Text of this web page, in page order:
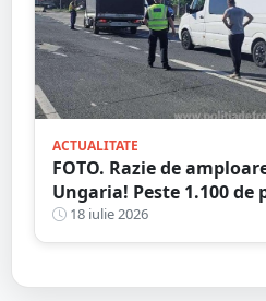
ACTUALITATE
FOTO. Razie de
Ungaria! Peste 1.100
amenzi și dosare penale
18 iulie 2026